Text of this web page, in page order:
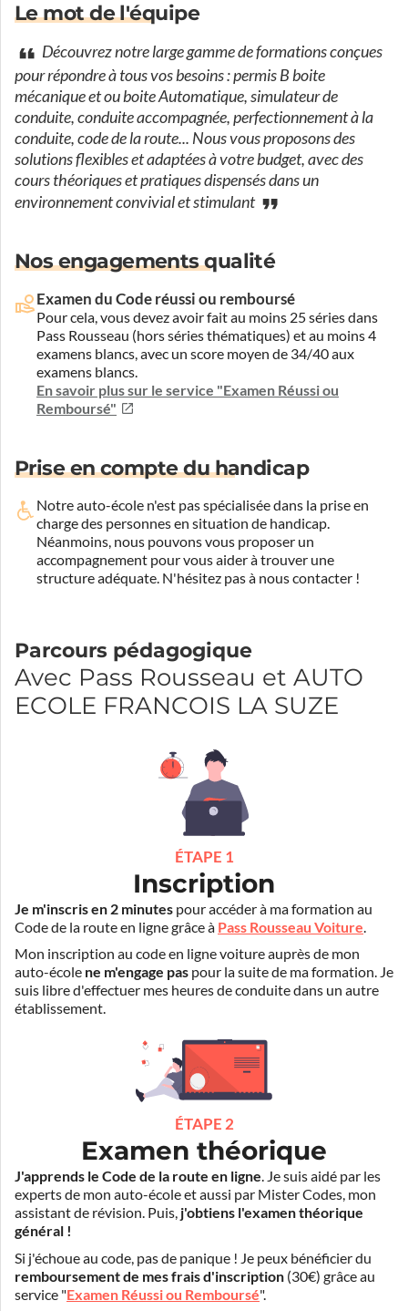
Le mot de l'équipe
Découvrez notre large gamme de formations conçues
pour répondre à tous vos besoins : permis B boite
mécanique et ou boite Automatique, simulateur de
conduite, conduite accompagnée, perfectionnement à la
conduite, code de la route... Nous vous proposons des
solutions flexibles et adaptées à votre budget, avec des
cours théoriques et pratiques dispensés dans un
environnement convivial et stimulant
Nos engagements qualité
Examen du Code réussi ou remboursé
Pour cela, vous devez avoir fait au moins 25 séries dans
Pass Rousseau (hors séries thématiques) et au moins 4
examens blancs, avec un score moyen de 34/40 aux
examens blancs.
En savoir plus sur le service "Examen Réussi ou
Remboursé"
Prise en compte du handicap
Notre auto-école n'est pas spécialisée dans la prise en
charge des personnes en situation de handicap.
Néanmoins, nous pouvons vous proposer un
accompagnement pour vous aider à trouver une
structure adéquate. N'hésitez pas à nous contacter !
Parcours pédagogique
Avec Pass Rousseau et AUTO
ECOLE FRANCOIS LA SUZE
ÉTAPE 1
Inscription
Je m'inscris en 2 minutes pour accéder à ma formation au
Code de la route en ligne grâce à Pass Rousseau Voiture.
Mon inscription au code en ligne voiture auprès de mon
auto-école ne m'engage pas pour la suite de ma formation. Je
suis libre d'effectuer mes heures de conduite dans un autre
établissement.
ÉTAPE 2
Examen théorique
J'apprends le Code de la route en ligne. Je suis aidé par les
experts de mon auto-école et aussi par Mister Codes, mon
assistant de révision. Puis, j'obtiens l'examen théorique
général !
Si j'échoue au code, pas de panique ! Je peux bénéficier du
remboursement de mes frais d'inscription (30€) grâce au
service "Examen Réussi ou Remboursé".